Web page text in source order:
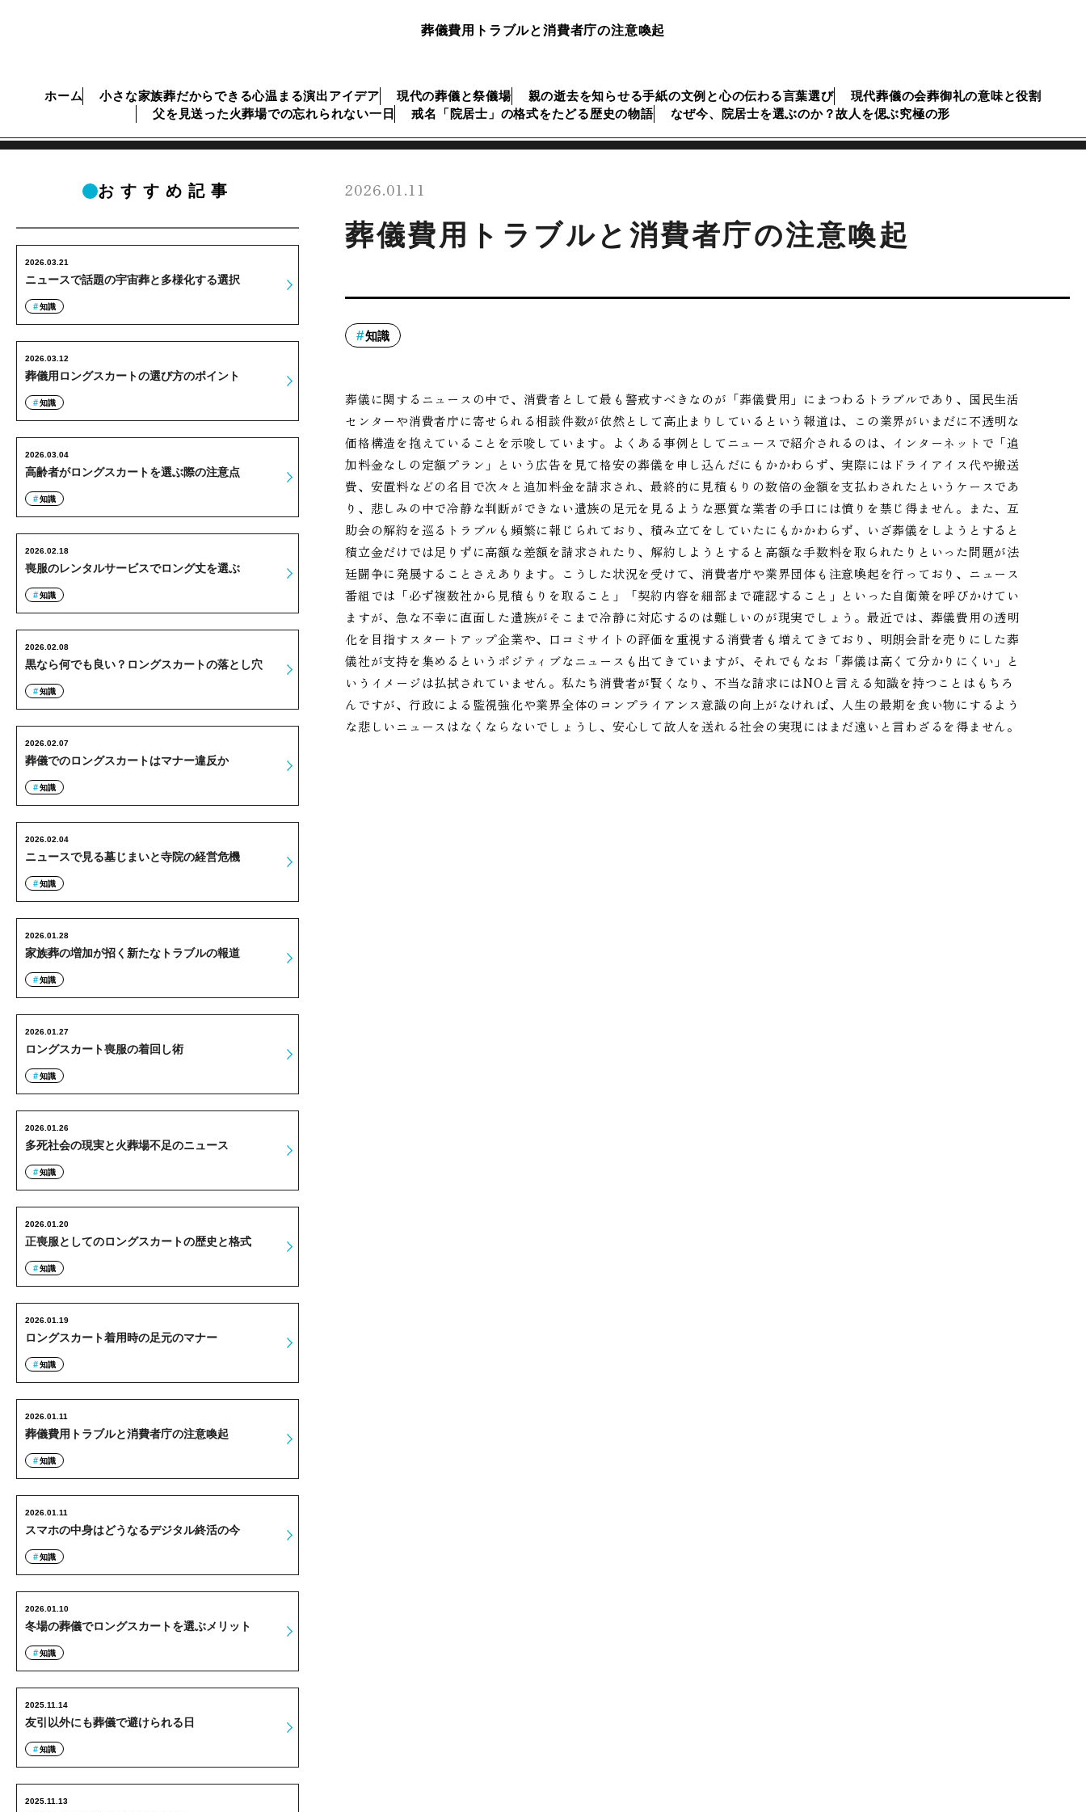
葬儀費用トラブルと消費者庁の注意喚起
ホーム 小さな家族葬だからできる心温まる演出アイデア 現代の葬儀と祭儀場 親の逝去を知らせる手紙の文例と心の伝わる言葉選び
現代葬儀の会葬御礼の意味と役割
父を見送った火葬場での忘れられない一日
戒名「院居士」の格式をたどる歴史の物語 なぜ今、院居士を選ぶのか？故人を偲ぶ究極の形
2026.01.11
葬儀費用トラブルと消費者庁の注意喚起
知識
葬儀に関するニュースの中で、消費者として最も警戒すべきなのが「葬儀費用」にまつわるトラブルであり、国民生活
センターや消費者庁に寄せられる相談件数が依然として高止まりしているという報道は、この業界がいまだに不透明な
価格構造を抱えていることを示唆しています。よくある事例としてニュースで紹介されるのは、インターネットで「追
加料金なしの定額プラン」という広告を見て格安の葬儀を申し込んだにもかかわらず、実際にはドライアイス代や搬送
費、安置料などの名目で次々と追加料金を請求され、最終的に見積もりの数倍の金額を支払わされたというケースであ
り、悲しみの中で冷静な判断ができない遺族の足元を見るような悪質な業者の手口には憤りを禁じ得ません。また、互
助会の解約を巡るトラブルも頻繁に報じられており、積み立てをしていたにもかかわらず、いざ葬儀をしようとすると
積立金だけでは足りずに高額な差額を請求されたり、解約しようとすると高額な手数料を取られたりといった問題が法
廷闘争に発展することさえあります。こうした状況を受けて、消費者庁や業界団体も注意喚起を行っており、ニュース
番組では「必ず複数社から見積もりを取ること」「契約内容を細部まで確認すること」といった自衛策を呼びかけてい
ますが、急な不幸に直面した遺族がそこまで冷静に対応するのは難しいのが現実でしょう。最近では、葬儀費用の透明
化を目指すスタートアップ企業や、口コミサイトの評価を重視する消費者も増えてきており、明朗会計を売りにした葬
儀社が支持を集めるというポジティブなニュースも出てきていますが、それでもなお「葬儀は高くて分かりにくい」と
いうイメージは払拭されていません。私たち消費者が賢くなり、不当な請求にはNOと言える知識を持つことはもちろ
んですが、行政による監視強化や業界全体のコンプライアンス意識の向上がなければ、人生の最期を食い物にするよう
な悲しいニュースはなくならないでしょうし、安心して故人を送れる社会の実現にはまだ遠いと言わざるを得ません。
おすすめ記事
ニュースで話題の宇宙葬と多様化する選択
2026.03.21
知識
葬儀用ロングスカートの選び方のポイント
2026.03.12
知識
高齢者がロングスカートを選ぶ際の注意点
2026.03.04
知識
喪服のレンタルサービスでロング丈を選ぶ
2026.02.18
知識
黒なら何でも良い？ロングスカートの落とし穴
2026.02.08
知識
葬儀でのロングスカートはマナー違反か
2026.02.07
知識
ニュースで見る墓じまいと寺院の経営危機
2026.02.04
知識
家族葬の増加が招く新たなトラブルの報道
2026.01.28
知識
ロングスカート喪服の着回し術
2026.01.27
知識
多死社会の現実と火葬場不足のニュース
2026.01.26
知識
正喪服としてのロングスカートの歴史と格式
2026.01.20
知識
ロングスカート着用時の足元のマナー
2026.01.19
知識
葬儀費用トラブルと消費者庁の注意喚起
2026.01.11
知識
スマホの中身はどうなるデジタル終活の今
2026.01.11
知識
冬場の葬儀でロングスカートを選ぶメリット
2026.01.10
知識
友引以外にも葬儀で避けられる日
2025.11.14
知識
2025.11.13